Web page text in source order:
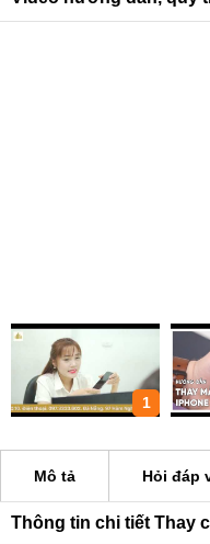
1
Mô tả Hỏi đáp
Thông tin chi tiết Thay